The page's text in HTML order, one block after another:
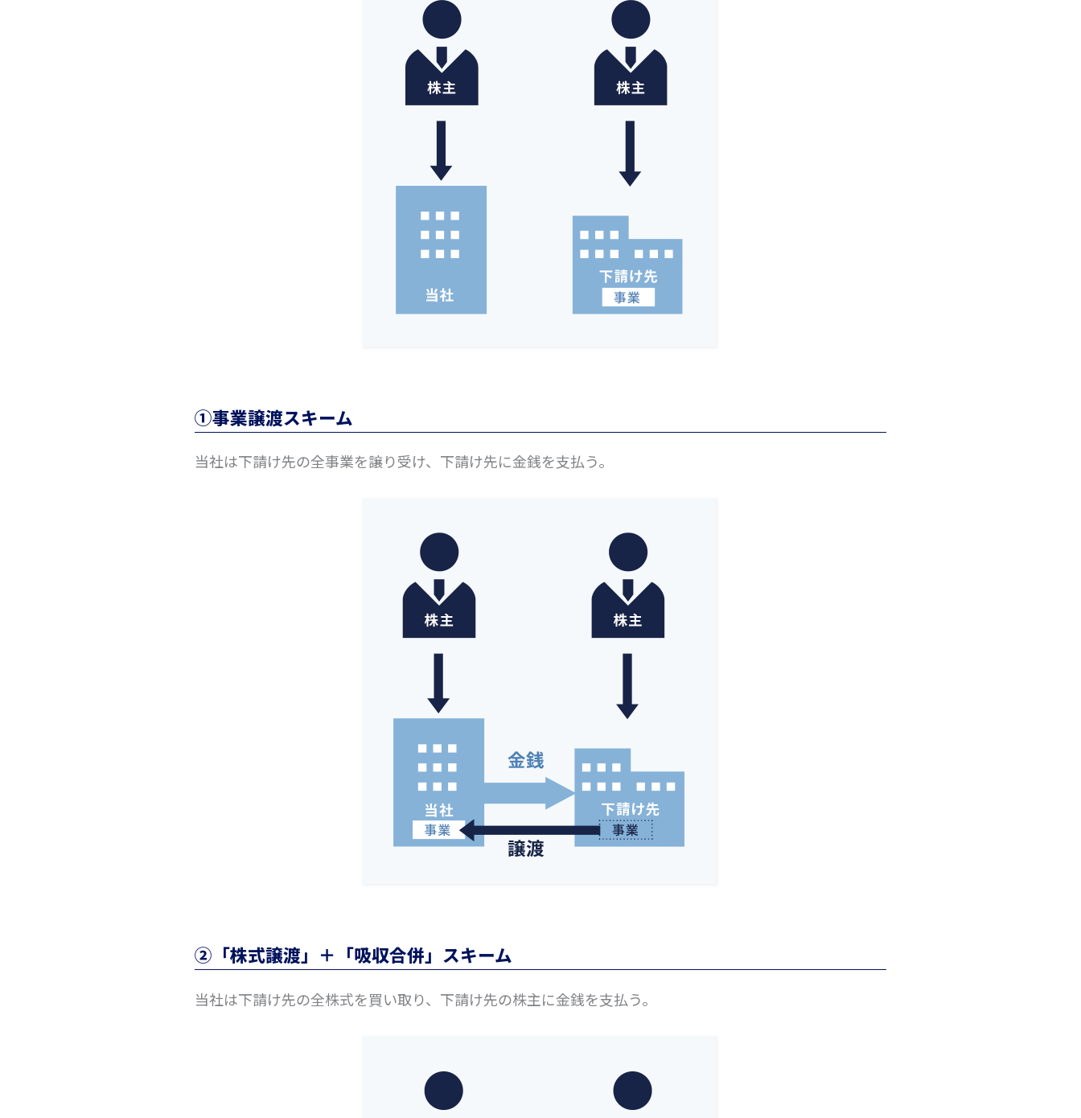
①事業譲渡スキーム
当社は下請け先の全事業を譲り受け、下請け先に金銭を支払う。
②「株式譲渡」＋「吸収合併」スキーム
当社は下請け先の全株式を買い取り、下請け先の株主に金銭を支払う。